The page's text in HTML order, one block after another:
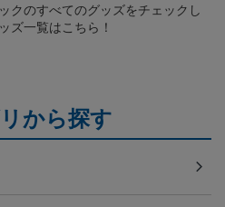
クのすべてのグッズをチェックし
ズ一覧はこちら！
から探す